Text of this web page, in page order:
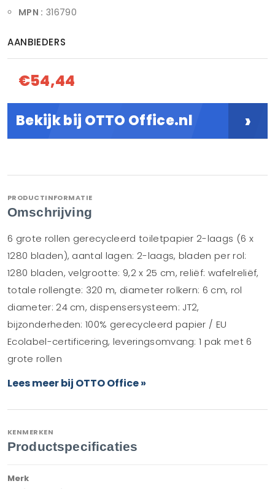
MPN : 316790
AANBIEDERS
€54,44
Bekijk bij OTTO Office.nl ›
PRODUCTINFORMATIE
Omschrijving
6 grote rollen gerecycleerd toiletpapier 2-laags (6 x
1280 bladen), aantal lagen: 2-laags, bladen per rol:
1280 bladen, velgrootte: 9,2 x 25 cm, reliëf: wafelreliëf,
totale rollengte: 320 m, diameter rolkern: 6 cm, rol
diameter: 24 cm, dispensersysteem: JT2,
bijzonderheden: 100% gerecycleerd papier / EU
Ecolabel-certificering, leveringsomvang: 1 pak met 6
grote rollen
Lees meer bij OTTO Office »
KENMERKEN
Productspecificaties
Merk